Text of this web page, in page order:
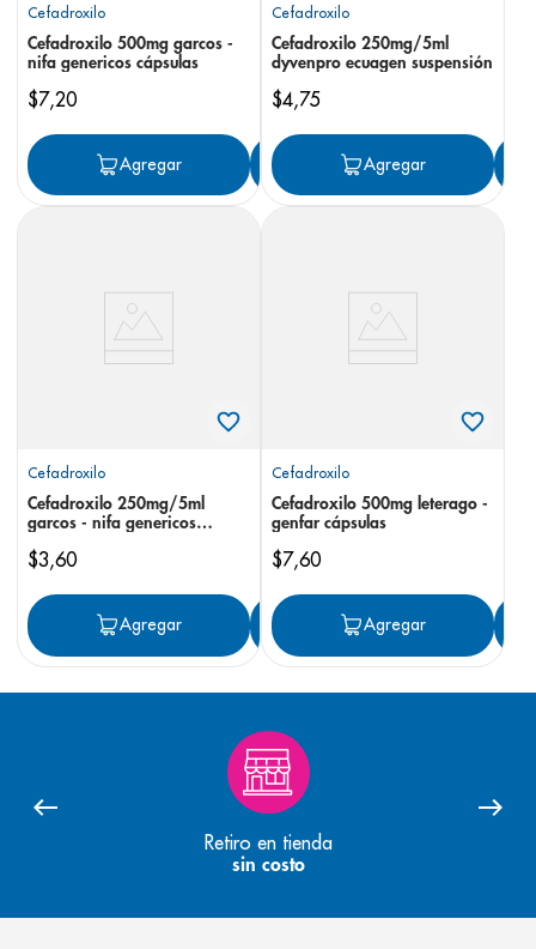
Cefadroxilo
Cefadroxilo 500mg garcos -
nifa genericos cápsulas
$7,20
Agregar Agregar
Cefadroxilo
Cefadroxilo 250mg/5ml
dyvenpro ecuagen suspensión
$4,75
Agregar
Cefadroxilo
Cefadroxilo 250mg/5ml
garcos - nifa genericos
$3,60
Agregar Agregar
Cefadroxilo
Cefadroxilo 500mg leterago -
genfar cápsulas
$7,60
Agregar
Retiro en tienda
sin costo